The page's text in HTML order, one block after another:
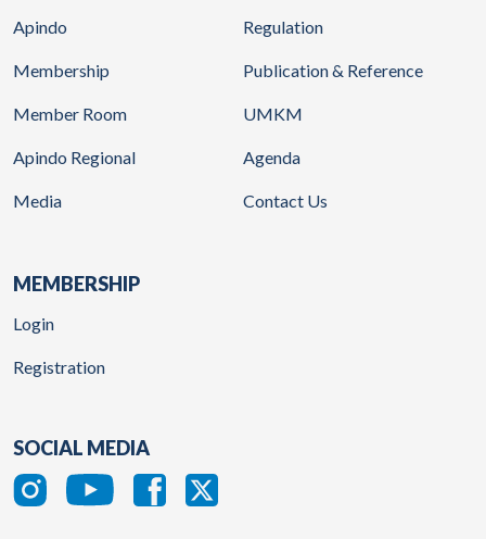
Apindo
Membership
Member Room
Apindo Regional
Media
Regulation
Publication & Reference
UMKM
Agenda
Contact Us
MEMBERSHIP
Login
Registration
SOCIAL MEDIA